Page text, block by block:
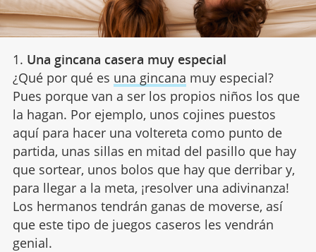
1. Una gincana casera muy especial
¿Qué por qué es una gincana muy especial?
Pues porque van a ser los propios niños los que
la hagan. Por ejemplo, unos cojines puestos
aquí para hacer una voltereta como punto de
partida, unas sillas en mitad del pasillo que hay
que sortear, unos bolos que hay que derribar y,
para llegar a la meta, ¡resolver una adivinanza!
Los hermanos tendrán ganas de moverse, así
que este tipo de juegos caseros les vendrán
genial.